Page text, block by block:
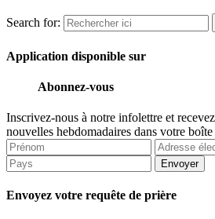
Search for:
Application disponible sur
Abonnez-vous
Inscrivez-nous à notre infolettre et
nouvelles hebdomadaires dans votre
Envoyer
Envoyez votre requête de prière